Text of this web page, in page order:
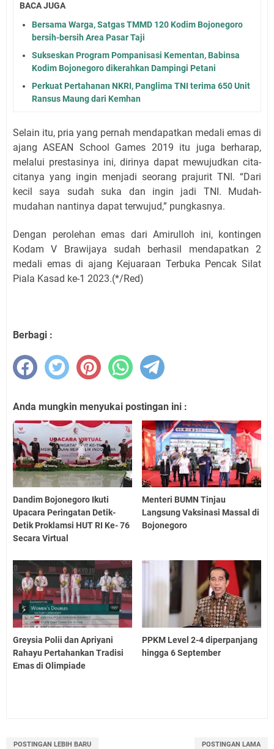
BACA JUGA
Bersama Warga, Satgas TMMD 120 Kodim Bojonegoro
bersih-bersih Area Pasar Taji
Sukseskan Program Pompanisasi Kementan, Babinsa
Kodim Bojonegoro dikerahkan Dampingi Petani
Perkuat Pertahanan NKRI, Panglima TNI terima 650 Unit
Ransus Maung dari Kemhan
Selain itu, pria yang pernah mendapatkan medali emas di
ajang ASEAN School Games 2019 itu juga berharap,
melalui prestasinya ini, dirinya dapat mewujudkan cita-
citanya yang ingin menjadi seorang prajurit TNI. “Dari
kecil saya sudah suka dan ingin jadi TNI. Mudah-
mudahan nantinya dapat terwujud,” pungkasnya.
Dengan perolehan emas dari Amirulloh ini, kontingen
Kodam V Brawijaya sudah berhasil mendapatkan 2
medali emas di ajang Kejuaraan Terbuka Pencak Silat
Piala Kasad ke-1 2023.(*/Red)
Berbagi :
Anda mungkin menyukai postingan ini :
Dandim Bojonegoro Ikuti
Upacara Peringatan Detik-
Detik Proklamsi HUT RI Ke- 76
Secara Virtual
Menteri BUMN Tinjau
Langsung Vaksinasi Massal di
Bojonegoro
Greysia Polii dan Apriyani
Rahayu Pertahankan Tradisi
Emas di Olimpiade
PPKM Level 2-4 diperpanjang
hingga 6 September
POSTINGAN LEBIH BARU POSTINGAN LAMA